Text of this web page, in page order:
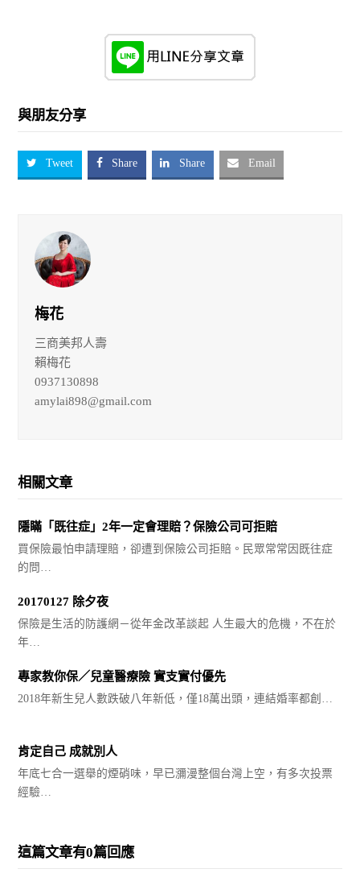
與朋友分享
Tweet Share Share Email
梅花
三商美邦人壽
賴梅花
0937130898
amylai898@gmail.com
相關文章
隱瞞「既往症」2年一定會理賠？保險公司可拒賠
買保險最怕申請理賠，卻遭到保險公司拒賠。民眾常常因既往症
的問…
20170127 除夕夜
保險是生活的防護網－從年金改革談起 人生最大的危機，不在於
年…
專家教你保／兒童醫療險 實支實付優先
2018年新生兒人數跌破八年新低，僅18萬出頭，連結婚率都創…
肯定自己 成就別人
年底七合一選舉的煙硝味，早已瀰漫整個台灣上空，有多次投票
經驗…
這篇文章有0篇回應